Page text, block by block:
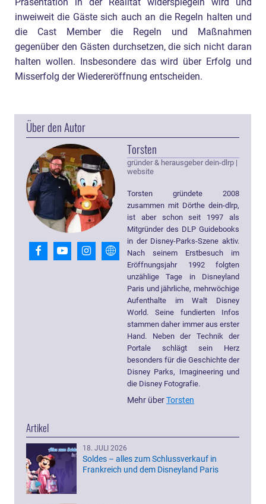
Präsentation in der Realität widerspiegeln wird und
inweiweit die Gäste sich auch an die Regeln halten und
die Cast Member die Regeln und Maßnahmen
gegenüber den Gästen durchsetzen, die sich nicht daran
halten wollen. Insbesondere das wird über Erfolg und
Misserfolg der Wiedereröffnung entscheiden.
Über den Autor
Torsten
gründer & herausgeber dein-dlrp |
website
Torsten gründete 2008
zusammen mit Dörthe dein-dlrp,
ist aber schon seit 1997 als
Mitgründer des DLP Guidebooks
in der Disney-Parks-Szene aktiv.
Nach seinem Erstbesuch im
Eröffnungsjahr 1992 folgten
unzählige Tage in Disneyland
Paris und jährliche, mehrwöchige
Aufenthalte im Walt Disney
World. Seine fundierten Infos
stammen daher immer aus erster
Hand. Neben der Technik der
Portale schlägt sein Herz
besonders für die Geschichte der
Disney Parks, Imagineering und
die Disney Fotografie.
Mehr überTorsten
Artikel
18. JULI 2026
Soldes – alles zum Schlussverkauf in
Frankreich und dem Disneyland Paris